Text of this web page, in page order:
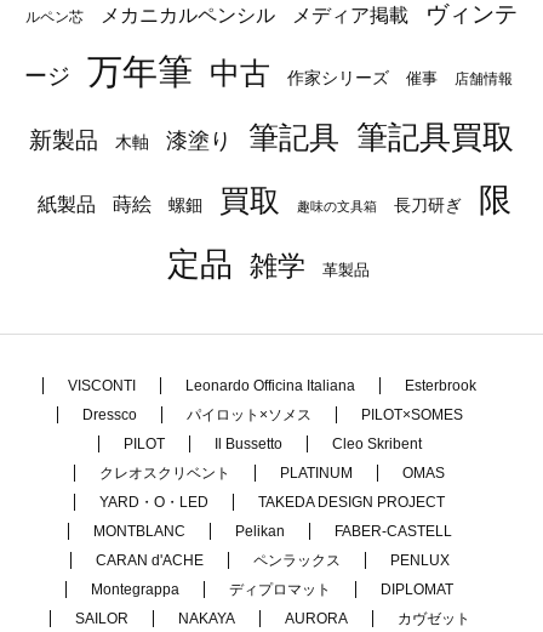
ルペン芯 メカニカルペンシル メディア掲載 ヴィンテ
ージ 万年筆 中古 作家シリーズ 催事 店舗情報
新製品 木軸 漆塗り 筆記具 筆記具買取
紙製品 蒔絵 螺鈿 買取 趣味の文具箱 長刀研ぎ
限
定品
雑学 革製品
VISCONTI Leonardo Officina Italiana
Esterbrook
Dressco
パイロット×ソメス
PILOT×SOMES
PILOT
Il Bussetto
Cleo Skribent
クレオスクリベント
PLATINUM
OMAS
YARD・O・LED
TAKEDA DESIGN PROJECT
MONTBLANC
Pelikan
FABER-CASTELL
CARAN d'ACHE
ペンラックス
PENLUX
Montegrappa
ディプロマット
DIPLOMAT
SAILOR
NAKAYA AURORA
カヴゼット